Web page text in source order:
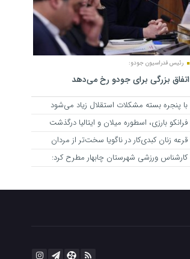
رئیس فدراسیون جودو:
اتفاق بزرگی برای جودو رخ می‌دهد
با پنجره بسته مشکلات استقلال زیاد می‌شود
فرانکو بارزی، اسطوره میلان و ایتالیا درگذشت
قرعه زنان کبدی‌کار در ناگویا سخت‌تر از مردان
کارشناس ورزشی شهرستان چابهار مطرح کرد: